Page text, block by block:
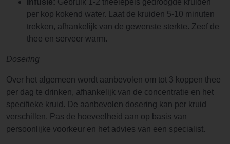
Infusie: Gebruik 1-2 theelepels gedroogde kruiden
per kop kokend water. Laat de kruiden 5-10 minuten
trekken, afhankelijk van de gewenste sterkte. Zeef de
thee en serveer warm.
Dosering
Over het algemeen wordt aanbevolen om tot 3 koppen thee
per dag te drinken, afhankelijk van de concentratie en het
specifieke kruid. De aanbevolen dosering kan per kruid
verschillen. Pas de hoeveelheid aan op basis van
persoonlijke voorkeur en het advies van een specialist.